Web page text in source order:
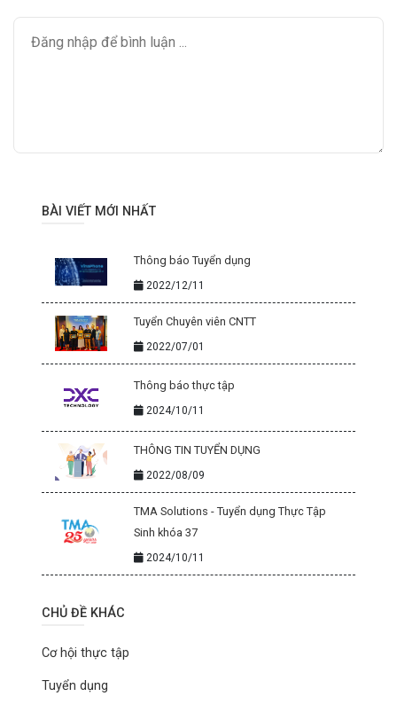
BÀI VIẾT MỚI NHẤT
Thông báo Tuyển dụng
2022/12/11
Tuyển Chuyên viên CNTT
2022/07/01
Thông báo thực tập
2024/10/11
THÔNG TIN TUYỂN DỤNG
2022/08/09
TMA Solutions - Tuyển dụng Thực Tập
Sinh khóa 37
2024/10/11
CHỦ ĐỀ KHÁC
Cơ hội thực tập
Tuyển dụng